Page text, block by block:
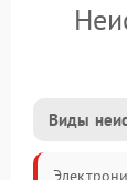
Виды